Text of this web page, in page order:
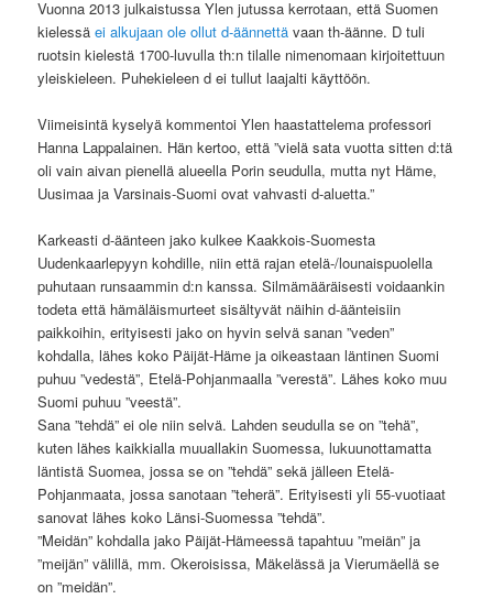
Vuonna 2013 julkaistussa Ylen jutussa kerrotaan, että Suomen
kielessäei alkujaan ole ollut d-äännettä vaan th-äänne. D tuli
ruotsin kielestä 1700-luvulla th:n tilalle nimenomaan kirjoitettuun
yleiskieleen. Puhekieleen d ei tullut laajalti käyttöön.
Viimeisintä kyselyä kommentoi Ylen haastattelema professori
Hanna Lappalainen. Hän kertoo, että ”vielä sata vuotta sitten d:tä
oli vain aivan pienellä alueella Porin seudulla, mutta nyt Häme,
Uusimaa ja Varsinais-Suomi ovat vahvasti d-aluetta.”
Karkeasti d-äänteen jako kulkee Kaakkois-Suomesta
Uudenkaarlepyyn kohdille, niin että rajan etelä-/lounaispuolella
puhutaan runsaammin d:n kanssa. Silmämääräisesti voidaankin
todeta että hämäläismurteet sisältyvät näihin d-äänteisiin
paikkoihin, erityisesti jako on hyvin selvä sanan ”veden”
kohdalla, lähes koko Päijät-Häme ja oikeastaan läntinen Suomi
puhuu ”vedestä”, Etelä-Pohjanmaalla ”verestä”. Lähes koko muu
Suomi puhuu ”veestä”.
Sana ”tehdä” ei ole niin selvä. Lahden seudulla se on ”tehä”,
kuten lähes kaikkialla muuallakin Suomessa, lukuunottamatta
läntistä Suomea, jossa se on ”tehdä” sekä jälleen Etelä-
Pohjanmaata, jossa sanotaan ”teherä”. Erityisesti yli 55-vuotiaat
sanovat lähes koko Länsi-Suomessa ”tehdä”.
”Meidän” kohdalla jako Päijät-Hämeessä tapahtuu ”meiän” ja
”meijän” välillä, mm. Okeroisissa, Mäkelässä ja Vierumäellä se
on ”meidän”.